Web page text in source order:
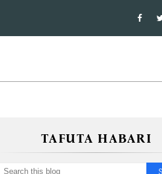
TAFUTA HABARI